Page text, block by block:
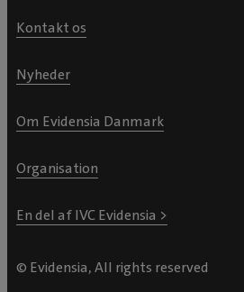
Kontakt os
Nyheder
Om Evidensia Danmark
Organisation
En del af IVC Evidensia >
© Evidensia, All rights reserved